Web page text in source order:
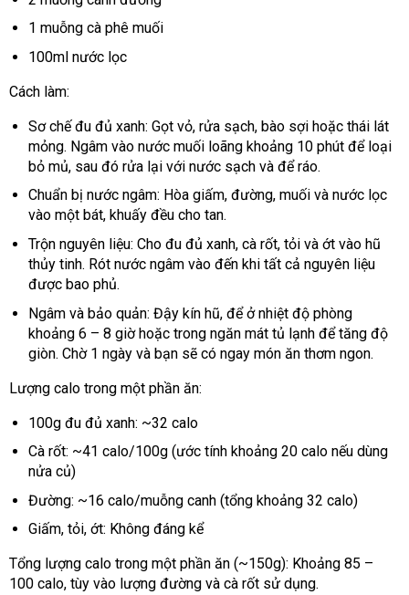
1 muỗng cà phê muối
100ml nước lọc
Cách làm:
Sơ chế đu đủ xanh: Gọt vỏ, rửa sạch, bào sợi hoặc thái lát
mỏng. Ngâm vào nước muối loãng khoảng 10 phút để loại
bỏ mủ, sau đó rửa lại với nước sạch và để ráo.
Chuẩn bị nước ngâm: Hòa giấm, đường, muối và nước lọc
vào một bát, khuấy đều cho tan.
Trộn nguyên liệu: Cho đu đủ xanh, cà rốt, tỏi và ớt vào hũ
thủy tinh. Rót nước ngâm vào đến khi tất cả nguyên liệu
được bao phủ.
Ngâm và bảo quản: Đậy kín hũ, để ở nhiệt độ phòng
khoảng 6 – 8 giờ hoặc trong ngăn mát tủ lạnh để tăng độ
giòn. Chờ 1 ngày và bạn sẽ có ngay món ăn thơm ngon.
Lượng calo trong một phần ăn:
100g đu đủ xanh: ~32 calo
Cà rốt: ~41 calo/100g (ước tính khoảng 20 calo nếu dùng
nửa củ)
Đường: ~16 calo/muỗng canh (tổng khoảng 32 calo)
Giấm, tỏi, ớt: Không đáng kể
Tổng lượng calo trong một phần ăn (~150g): Khoảng 85 –
100 calo, tùy vào lượng đường và cà rốt sử dụng.